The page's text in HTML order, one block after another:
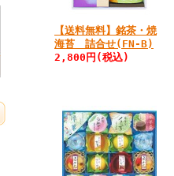
【送料無料】銘茶・焼
海苔 詰合せ(FN-B)
2,800円 (税込)